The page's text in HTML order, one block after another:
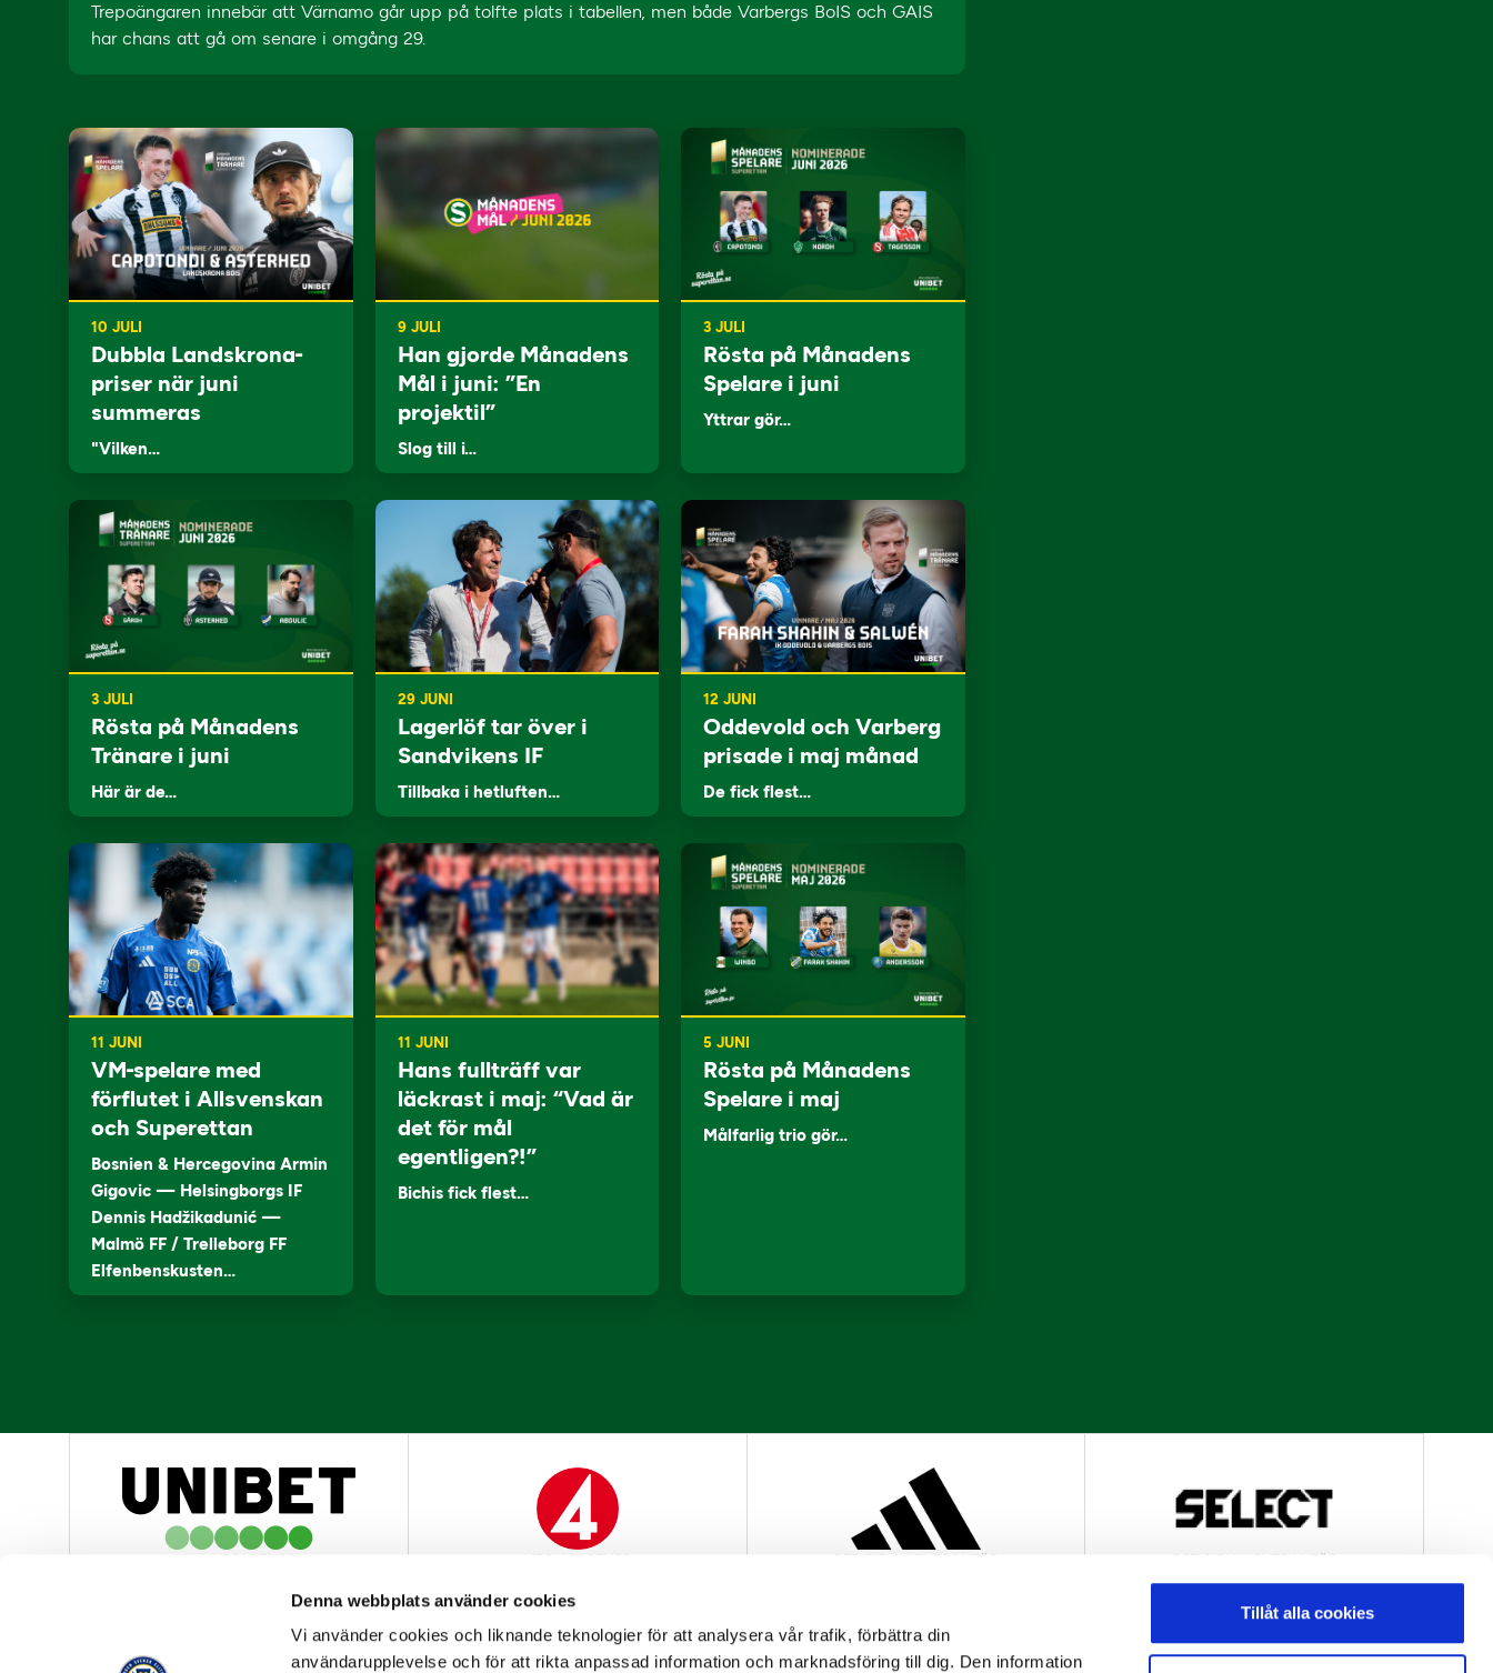
Denna webbplats använder cookies
Vi använder cookies och liknande teknologier för att analysera vår trafik, förbättra din
användarupplevelse och för att rikta anpassad information och marknadsföring till dig. Den information
Tillåt alla cookies
Trepoängaren innebär att Värnamo går upp på tolfte plats i tabellen, men både Varbergs BoIS och GAIS
har chans att gå om senare i omgång 29.
10 JULI
Dubbla Landskrona-
priser när juni
summeras
"Vilken…
9 JULI
Han gjorde Månadens
Mål i juni: ”En
projektil”
Slog till i…
3 JULI
Rösta på Månadens
Spelare i juni
Yttrar gör…
3 JULI
Rösta på Månadens
Tränare i juni
Här är de…
29 JUNI
Lagerlöf tar över i
Sandvikens IF
Tillbaka i hetluften…
12 JUNI
Oddevold och Varberg
prisade i maj månad
De fick flest…
11 JUNI
VM-spelare med
förflutet i Allsvenskan
och Superettan
Bosnien & Hercegovina Armin
Gigovic — Helsingborgs IF
Dennis Hadžikadunić —
Malmö FF / Trelleborg FF
Elfenbenskusten…
11 JUNI
Hans fullträff var
läckrast i maj: “Vad är
det för mål
egentligen?!”
Bichis fick flest…
5 JUNI
Rösta på Månadens
Spelare i maj
Målfarlig trio gör…